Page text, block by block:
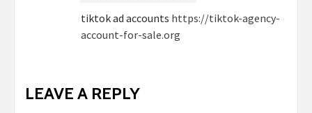
tiktok ad accounts https://tiktok-agency-
account-for-sale.org
LEAVE A REPLY